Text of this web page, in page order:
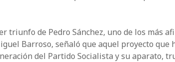
triunfo de Pedro Sánchez, uno de los más
Barroso, señaló que aquel proyecto que
del Partido Socialista y su aparato,